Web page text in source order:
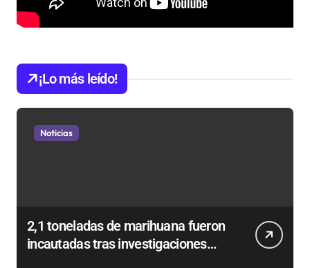
¡Lo más leído!
Noticias
2,1 toneladas de marihuana fueron
incautadas tras investigaciones